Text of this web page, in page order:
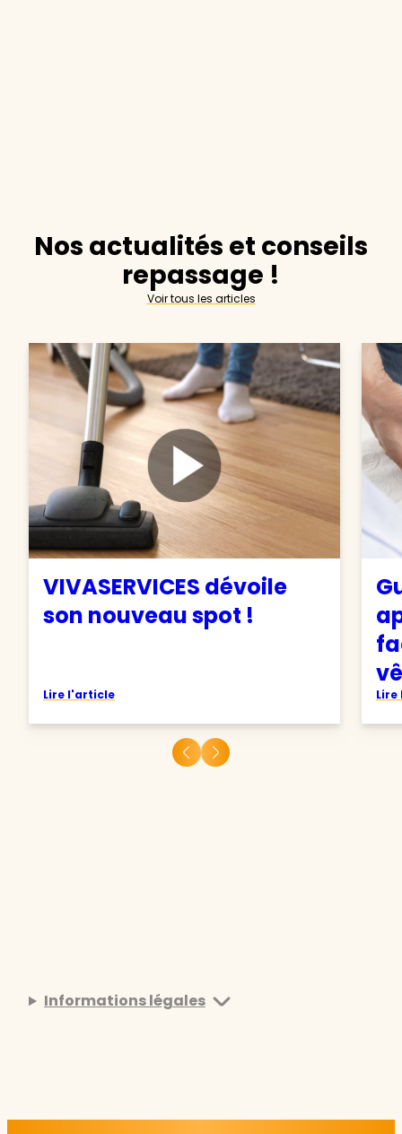
Nos actualités et conseils
repassage !
Voir tous les articles
VIVASERVICES dévoile
son nouveau spot !
Lire l'article
Informations légales